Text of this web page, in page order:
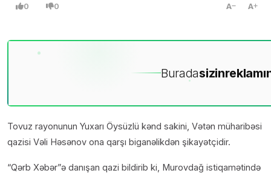
0 0 A A
Buradasizin
Tovuz rayonunun Yuxarı Öysüzlü kənd sakini, Vətən müharibəsi
qazisi Vəli Həsənov ona qarşı biganəlikdən şikayətçidir.
“Qərb Xəbər”ə danışan qazi bildirib ki, Murovdağ istiqamətində